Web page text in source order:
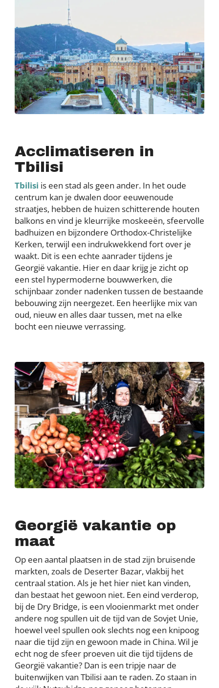
Acclimatiseren in
Tbilisi
Tbilisi is een stad als geen ander. In het oude
centrum kan je dwalen door eeuwenoude
straatjes, hebben de huizen schitterende houten
balkons en vind je kleurrijke moskeeën, sfeervolle
badhuizen en bijzondere Orthodox-Christelijke
Kerken, terwijl een indrukwekkend fort over je
waakt. Dit is een echte aanrader tijdens je
Georgië vakantie. Hier en daar krijg je zicht op
een stel hypermoderne bouwwerken, die
schijnbaar zonder nadenken tussen de bestaande
bebouwing zijn neergezet. Een heerlijke mix van
oud, nieuw en alles daar tussen, met na elke
bocht een nieuwe verrassing.
Georgië vakantie op
maat
Op een aantal plaatsen in de stad zijn bruisende
markten, zoals de Deserter Bazar, vlakbij het
centraal station. Als je het hier niet kan vinden,
dan bestaat het gewoon niet. Een eind verderop,
bij de Dry Bridge, is een vlooienmarkt met onder
andere nog spullen uit de tijd van de Sovjet Unie,
hoewel veel spullen ook slechts nog een knipoog
naar die tijd zijn en gewoon made in China. Wil je
echt nog de sfeer proeven uit die tijd tijdens de
Georgië vakantie? Dan is een tripje naar de
buitenwijken van Tbilisi aan te raden. Zo staan in